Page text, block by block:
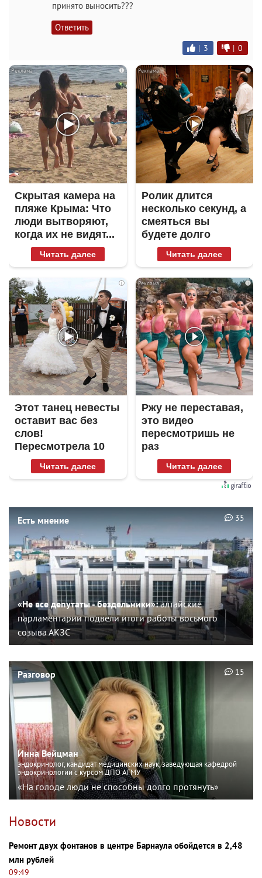
принято выносить???
Ответить
| 3 | 0
i
Скрытая камера на
пляже Крыма: Что
люди вытворяют,
когда их не видят...
Читать далее
i
Ролик длится
несколько секунд, а
смеяться вы
будете долго
Читать далее
i
Этот танец невесты
оставит вас без
слов!
Пересмотрела 10
раз
Читать далее
i
Ржу не переставая,
это видео
пересмотришь не
раз
Читать далее
Есть мнение
«Не все депутаты - бездельники»:алтайские
парламентарии подвели итоги работы восьмого
созыва АКЗС
35
Разговор
Инна Вейцман
эндокринолог, кандидат медицинских наук, заведующая кафедрой
эндокринологии с курсом ДПО АГМУ
«На голоде люди не способны долго протянуть»
15
Новости
Ремонт двух фонтанов в центре Барнаула обойдется в 2,48
млн рублей
09:49